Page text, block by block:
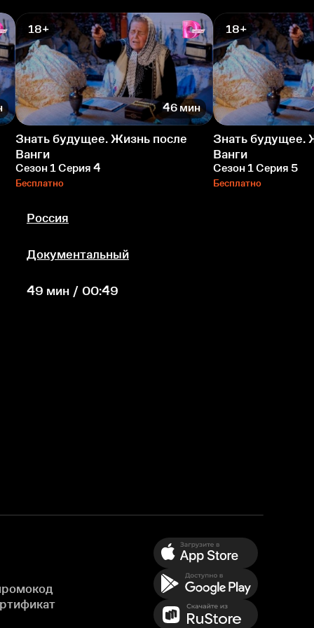
18+
46 мин
Знать будущее. Жизнь после
Ванги
Сезон 1 Серия 4
Бесплатно
18+
Знать будущее.
Ванги
Сезон 1 Серия 5
Бесплатно
Россия
Документальный
49 мин / 00:49